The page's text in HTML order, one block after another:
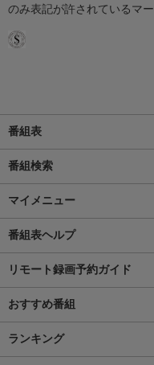
のみ表記が許されているマー
番組表
番組検索
マイメニュー
番組表ヘルプ
リモート録画予約ガイド
おすすめ番組
ランキング